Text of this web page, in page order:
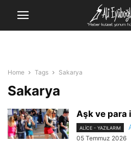
Home Tags Sakarya
Sakarya
Aşk ve para
ALİCE - YAZILARIM
05 Temmuz 2026